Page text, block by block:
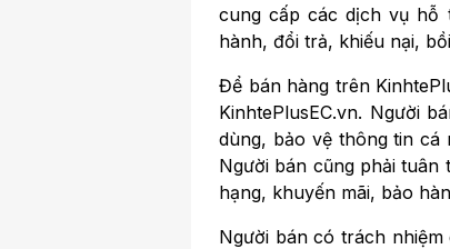
cung cấp các dịch vụ hỗ
hành, đổi trả, khiếu nại,
Để bán hàng trên
KinhtePlusEC.vn. Người
dùng, bảo vệ thông tin
Người bán cũng phải tuân
hạng, khuyến mãi, bảo
Người bán có trách